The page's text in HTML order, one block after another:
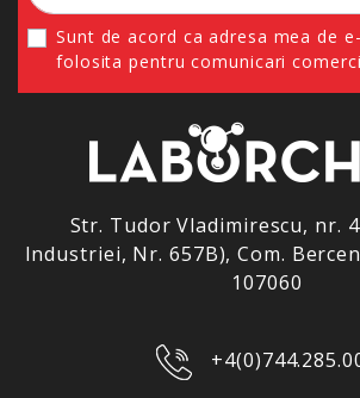
Sunt de acord ca adresa mea de
folosita pentru comunicari
Str. Tudor Vladimirescu, nr.
Industriei, Nr. 657B), Com.
107060